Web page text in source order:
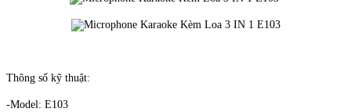
Thông số kỹ thuật:
-Model: E103